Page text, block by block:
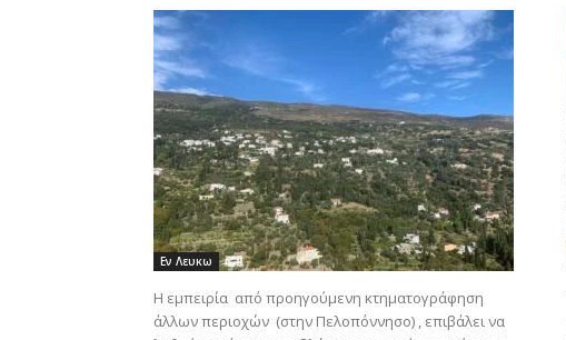
Εν Λευκω
Η εμπειρία από προηγούμενη κτηματογράφηση
άλλων περιοχών (στην Πελοπόννησο) , επιβάλει να